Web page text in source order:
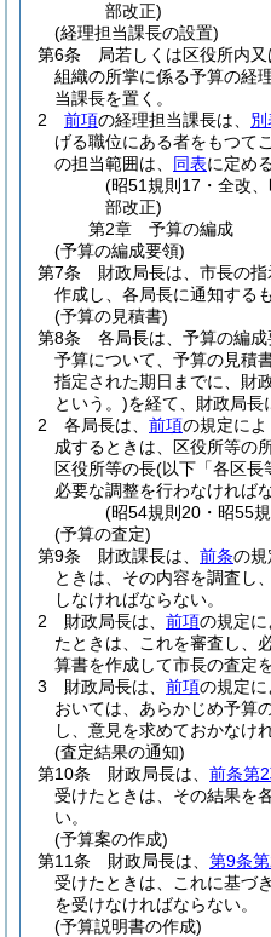
部改正)
(経理担当課長の設置)
第6条
局若しくは区役所内
組織の所掌に係る予算の経
当課長を置く。
2
前項の経理担当課長は、
げる職位にある者をもつて
の担当範囲は、 同表に定め
(昭51規則17・全改
部改正)
第2章
予算の編成
(予算の編成要領)
第7条
財政局長は、市長の
作成し、各局長に通知する
(予算の見積書)
第8条
各局長は、予算の編
予算について、予算の見積
指定された期日までに、財
という。)を経て、財政局長
2
各局長は、 前項の規定に
成するときは、区役所等の
区役所等の長(以下「各区長
必要な調整を行わなければ
(昭54規則20・昭55
(予算の査定)
第9条
財政課長は、 前条の規
ときは、その内容を調査し
しなければならない。
2
財政局長は、 前項の規定
たときは、これを審査し、
算書を作成して市長の査定
3
財政局長は、 前項の規定
おいては、あらかじめ予算
し、意見を求めておかなけ
(査定結果の通知)
第10条
財政局長は、 前条第
受けたときは、その結果を
い。
(予算案の作成)
第11条
財政局長は、 第9条
受けたときは、これに基づ
を受けなければならない。
(予算説明書の作成)